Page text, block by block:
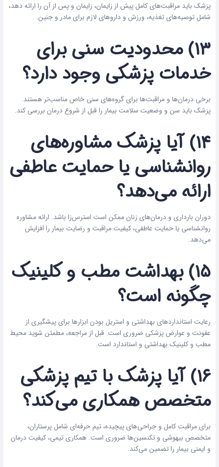
پزشک باید مراقبت‌های کامل پیش از زایمان، زایمان و پس از آن را ارائه دهد،
شامل توصیه‌های تغذیه، ورزش و داروهای لازم برای مادر و جنین.
۱۳) محدودیت سنی برای
خدمات پزشکی وجود دارد؟
برخی درمان‌ها و مراقبت‌ها برای گروه‌های سنی خاص مناسب‌تر هستند.
پزشک باید سن و وضعیت سلامت بیمار را قبل از شروع درمان بررسی کند.
۱۴) آیا پزشک مشاوره‌های
روانشناسی یا حمایت عاطفی
ارائه می‌دهد؟
دوران بارداری و درمان‌های زنان ممکن است استرس‌زا باشد. ارائه مشاوره
روانشناسی یا حمایت عاطفی، کیفیت مراقبت و رضایت بیمار را افزایش
می‌دهد.
۱۵) بهداشت مطب و کلینیک
چگونه است؟
رعایت استانداردهای بهداشتی و استریل بودن ابزارها برای پیشگیری از
عفونت و عوارض پزشکی ضروری است. قبل از مراجعه، مطمئن شوید محیط
مطب و کلینیک بهداشتی و استاندارد است.
۱۶) آیا پزشک با تیم پزشکی
متخصص همکاری می‌کند؟
برای مراقبت کامل و جراحی‌های پیچیده، تیم حرفه‌ای شامل پرستاران،
متخصص بیهوشی و تکنسین‌ها ضروری است. همکاری تیمی، کیفیت درمان
و ایمنی بیمار را تضمین می‌کند.